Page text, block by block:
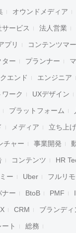
オウンドメディア
サービス 法人営業
プリ コンテンツマ
ター プランナー
エンド エンジニア
ワーク UXデザイン
プラットフォーム
メディア 立ち上げ
チャー 事業開発
コンテンツ HR
ー Uber フルリ
ナー BtoB PMF
CRM ブランディ
ト 総務